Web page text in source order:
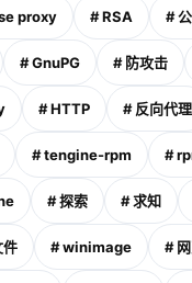
proxy # RSA #
# GnuPG # 防攻击
# HTTP # 反向代理
# tengine-rpm #
# 探索 # 求知
件 # winimage #